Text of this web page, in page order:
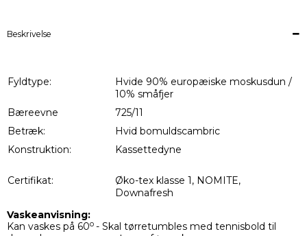
Beskrivelse
Fyldtype:
Hvide 90% europæiske moskusdun /
10% småfjer
Bæreevne
725/11
Betræk:
Hvid bomuldscambric
Konstruktion:
Kassettedyne
Certifikat:
Øko-tex klasse 1, NOMITE,
Downafresh
Vaskeanvisning:
Kan vaskes på 60o - Skal tørretumbles med tennisbold til